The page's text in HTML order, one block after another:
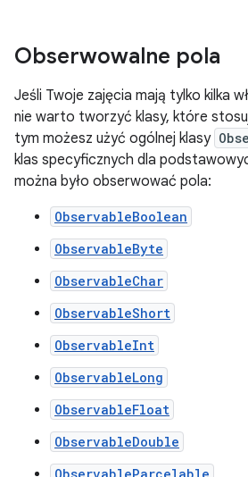
Obserwowalne pola
Jeśli Twoje zajęcia mają tylko kilka
nie warto tworzyć klasy, które
tym możesz użyć ogólnej klasy
klas specyficznych dla
można było obserwować pola:
ObservableBoolean
ObservableByte
ObservableChar
ObservableShort
ObservableInt
ObservableLong
ObservableFloat
ObservableDouble